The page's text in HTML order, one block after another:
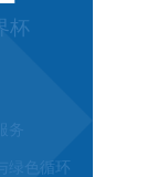
杯
务
绿色循环